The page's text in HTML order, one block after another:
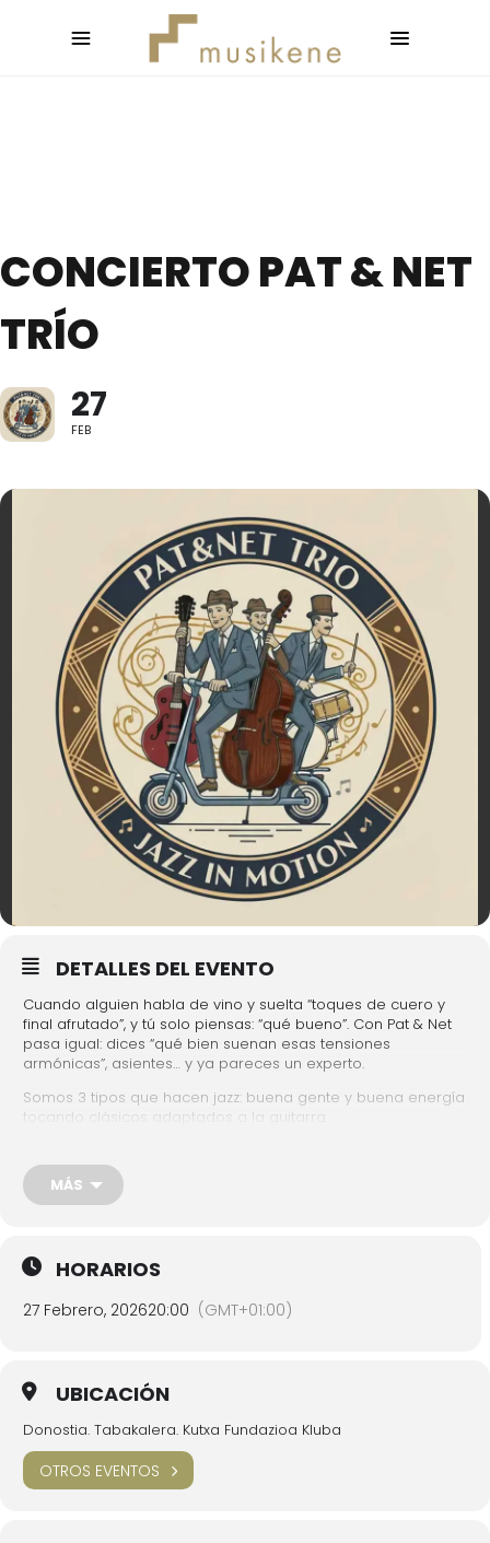
CONCIERTO PAT & NET
TRÍO
27
FEB
DETALLES DEL EVENTO
Cuando alguien habla de vino y suelta “toques de cuero y
final afrutado”, y tú solo piensas: “qué bueno”. Con Pat & Net
pasa igual: dices “qué bien suenan esas tensiones
armónicas”, asientes… y ya pareces un experto.
Somos 3 tipos que hacen jazz: buena gente y buena energía
tocando clásicos adaptados a la guitarra.
No te convertiremos en musicólogo, pero sí saldrás diciendo:
“no sé qué han hecho, pero qué bien sonaba eso”.
Jorge Alves, guitarra
Javier Gómez, contrabajo
Entrada libre. Aforo limitado.
FECHA Y HORARIO
27 de febrero de 2026 | 20:00
LUGAR
MÁS
HORARIOS
27 Febrero, 202620:00 (GMT+01:00)
UBICACIÓN
Donostia. Tabakalera. Kutxa Fundazioa Kluba
OTROS EVENTOS